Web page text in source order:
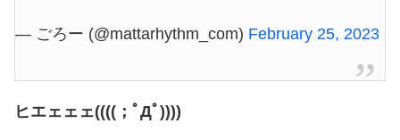
— ごろー (@mattarhythm_com) February 25, 2023
ヒエェェェ((((；ﾟДﾟ))))